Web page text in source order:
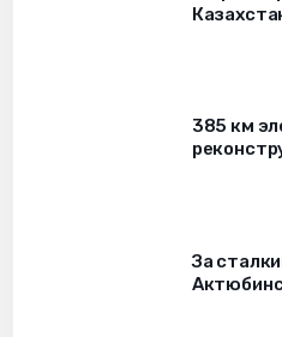
385 км
За